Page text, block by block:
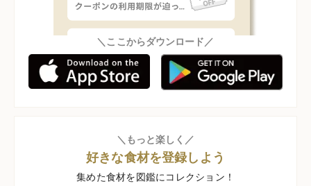
＼ここからダウンロード／
＼もっと楽しく／
好きな食材を登録しよう
集めた食材を図鑑にコレクション！